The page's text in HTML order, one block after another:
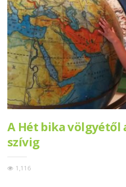
A Hét bika völgyétől
szívig
1,116